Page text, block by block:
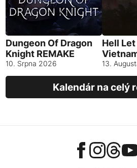
Dungeon Of Dragon
Knight REMAKE
10. Srpna 2026
Hell
13.
Kalendár na celý